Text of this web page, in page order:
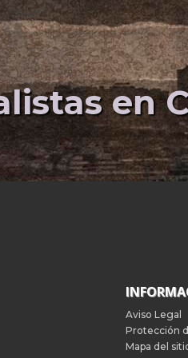
en
Aviso Legal
Protección
Mapa del